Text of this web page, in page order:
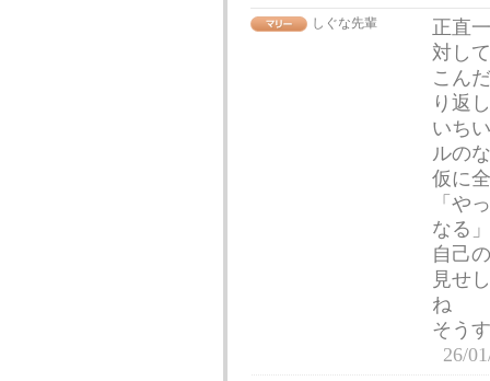
しぐな先輩
正直
対し
こん
り返
いち
ルの
仮に
「や
なる
自己
見せ
ね
そう
26/